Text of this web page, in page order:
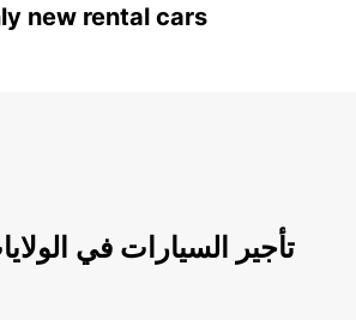
new rental cars
تأجير السيارات في